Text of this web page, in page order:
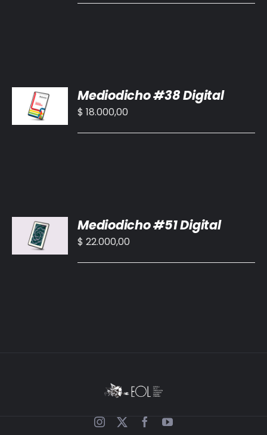
AL
CARRITO
/
Mediodicho #38 Digital
$ 18.000,00
AL
CARRITO
/
Mediodicho #51 Digital
$ 22.000,00